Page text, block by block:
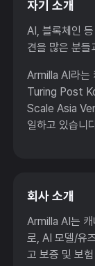
자기 소개
AI, 블록체인
견을 많은 분들
Armilla AI라는
Turing Post
Scale Asia
일하고 있습니
회사 소개
Armilla AI는
로, AI 모델/유
고 보증 및 보